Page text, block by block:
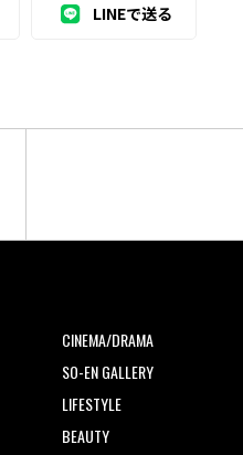
LINEで送る
CINEMA/DRAMA
SO-EN GALLERY
LIFESTYLE
BEAUTY